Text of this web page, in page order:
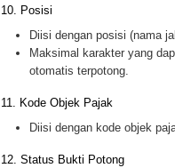
10. Posisi
Diisi dengan posisi (nama
Maksimal karakter yang
otomatis terpotong.
11. Kode Objek Pajak
Diisi dengan kode objek
12. Status Bukti Potong